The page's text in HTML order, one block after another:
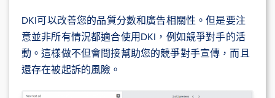
DKI可以改善您的品質分數和廣告相關性。但是要注
意並非所有情況都適合使用DKI，例如競爭對手的活
動。這樣做不但會間接幫助您的競爭對手宣傳，而且
還存在被起訴的風險。